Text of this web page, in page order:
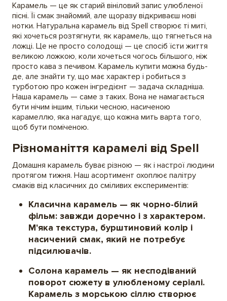
Карамель — це як старий вініловий запис улюбленої
пісні. Її смак знайомий, але щоразу відкриваєш нові
нотки. Натуральна карамель від Spell створює ті миті,
які хочеться розтягнути, як карамель, що тягнеться на
ложці. Це не просто солодощі — це спосіб їсти життя
великою ложкою, коли хочеться чогось більшого, ніж
просто кава з печивом. Карамель купити можна будь-
де, але знайти ту, що має характер і робиться з
турботою про кожен інгредієнт — задача складніша.
Наша карамель — саме з таких. Вона не намагається
бути нічим іншим, тільки чесною, насиченою
карамеллю, яка нагадує, що кожна мить варта того,
щоб бути поміченою.
Різноманіття карамелі від Spell
Домашня карамель буває різною — як і настрої людини
протягом тижня. Наш асортимент охоплює палітру
смаків від класичних до сміливих експериментів:
Класична карамель — як чорно-білий
фільм: завжди доречно і з характером.
М'яка текстура, бурштиновий колір і
насичений смак, який не потребує
підсилювачів.
Солона карамель — як несподіваний
поворот сюжету в улюбленому серіалі.
Карамель з морською сіллю створює